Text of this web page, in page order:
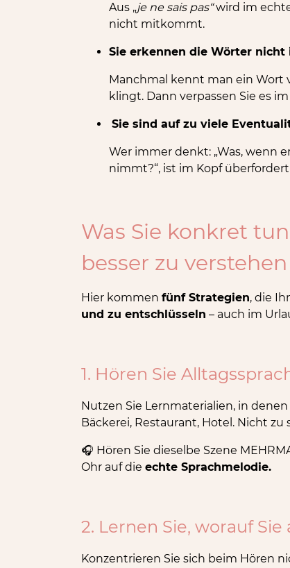
Aus „je ne sais pas“wird im
nicht mitkommt.
Sie erkennen die Wörter nicht
Manchmal kennt man ein Wort
klingt. Dann verpassen Sie es
Sie sind auf zu viele
Wer immer denkt: „Was, wenn
nimmt?“, ist im Kopf
Was Sie konkret
besser zu verstehen
Hier kommen fünf Strategien, die
und zu entschlüsseln – auch im
1. Hören Sie
Nutzen Sie Lernmaterialien, in denen
Bäckerei, Restaurant, Hotel. Nicht zu
🎧 Hören Sie dieselbe Szene
Ohr auf die echte Sprachmelodie.
2. Lernen Sie, worauf
Konzentrieren Sie sich beim Hören